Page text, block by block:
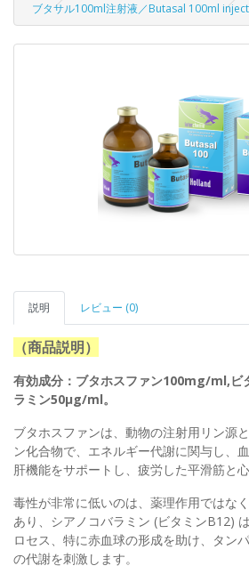
ブタサル100ml注射液／Butasal 100ml
説明 レビュー (0)
（商品説明）
有効成分：ブタホスファン100mg/ml,ビ
ラミン50μg/ml。
ブタホスファンは、動物の注射用リン源
ン化合物で、エネルギー代謝に関与し、
肝機能をサポートし、疲労した平滑筋と
毒性が非常に低いのは、薬理作用ではな
あり、シアノコバラミン (ビタミンB12)
ロセス、特に赤血球の形成を助け、タン
の代謝を刺激します。